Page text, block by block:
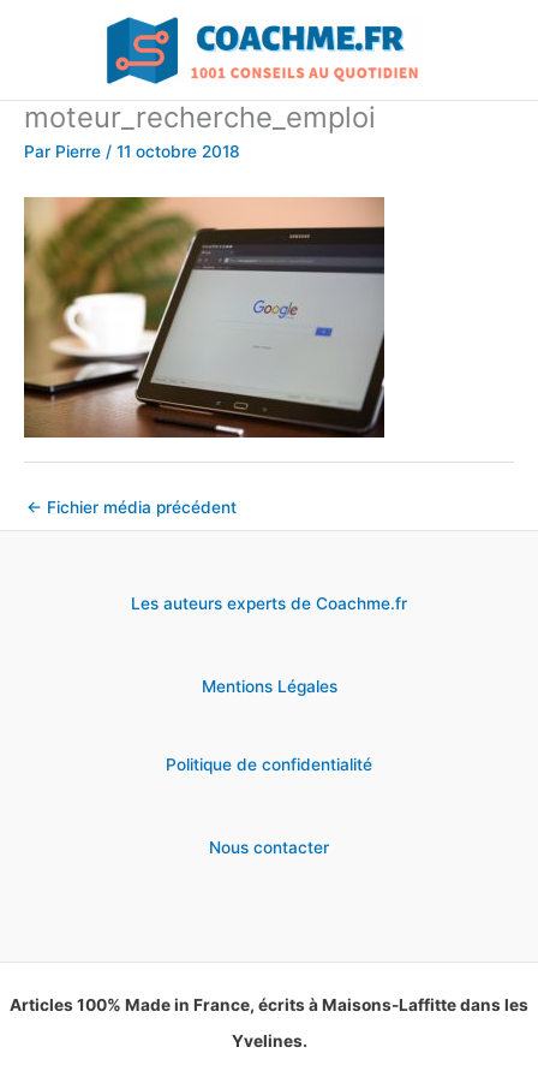
moteur_recherche_emploi
Par Pierre / 11 octobre 2018
← Fichier média précédent
Les auteurs experts de Coachme.fr
Mentions Légales
Politique de confidentialité
Nous contacter
Articles 100% Made in France, écrits à Maisons-Laffitte dans les
Yvelines.